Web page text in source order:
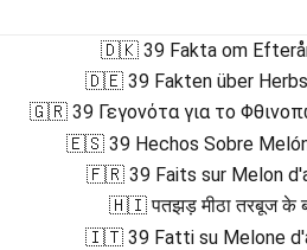
🇩🇰 39 Fakta om
🇩🇪 39 Fakten über
🇬🇷 39 Γεγονότα για το
🇪🇸 39 Hechos Sobre
🇫🇷 39 Faits sur Melon
🇭🇮 पतझड़ मीठा तरबूज के
🇮🇹 39 Fatti su Melone